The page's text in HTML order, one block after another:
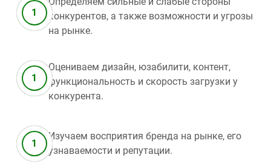
конкурентов, а также возможности и угрозы
на рынке.
Оцениваем дизайн, юзабилити, контент,
функциональность и скорость загрузки у
конкурента.
Изучаем восприятия бренда на рынке, его
узнаваемости и репутации.